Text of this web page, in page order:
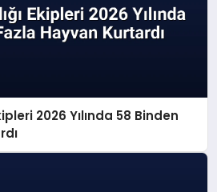
2026 Yılında 58 Binden